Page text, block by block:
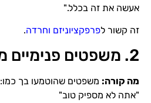
אעשה את זה בכלל."
זה קשור לפרפקציוניזם וחרדה.
2. משפטים פנימיים מהילדות
מה קורה: משפטים שהוטמעו בך כמו:
"אתה לא מספיק טוב"